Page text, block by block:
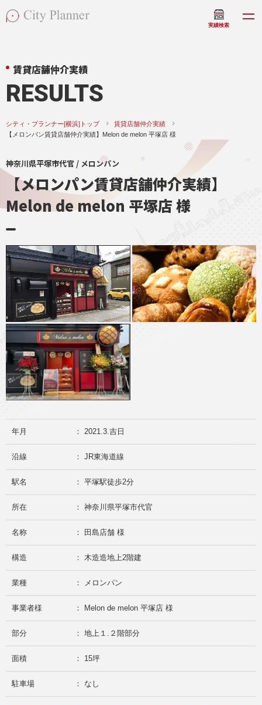
実績検索
賃貸店舗仲介実績
RESULTS
シティ・プランナー[横浜]トップ
賃貸店舗仲介実績
【メロンパン賃貸店舗仲介実績】Melon de melon 平塚店 様
神奈川県平塚市代官 / メロンパン
【メロンパン賃貸店舗仲介実績】
Melon de melon 平塚店 様
年月 ： 2021.3.吉日
沿線 ： JR東海道線
駅名 ： 平塚駅徒歩2分
所在 ： 神奈川県平塚市代官
名称 ： 田島店舗 様
構造 ： 木造造地上2階建
業種 ： メロンパン
事業者様 ： Melon de melon 平塚店 様
部分 ： 地上１.２階部分
面積 ： 15坪
駐車場 ： なし